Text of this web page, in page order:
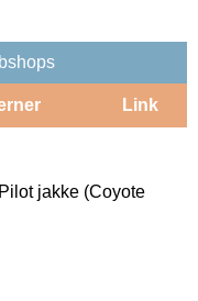
Link
jakke (Coyote